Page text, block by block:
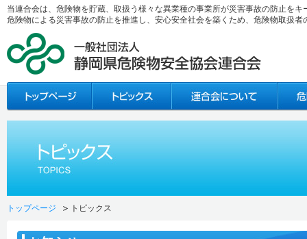
当連合会は、危険物を貯蔵、取扱う様々な異業種の事業所が災害事故の防止を
危険物による災害事故の防止を推進し、安心安全社会を築くため、危険物取扱
トップページ トピックス